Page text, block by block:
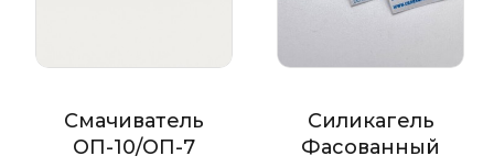
Смачиватель
ОП-10/ОП-7
Силикагель
Фасованный